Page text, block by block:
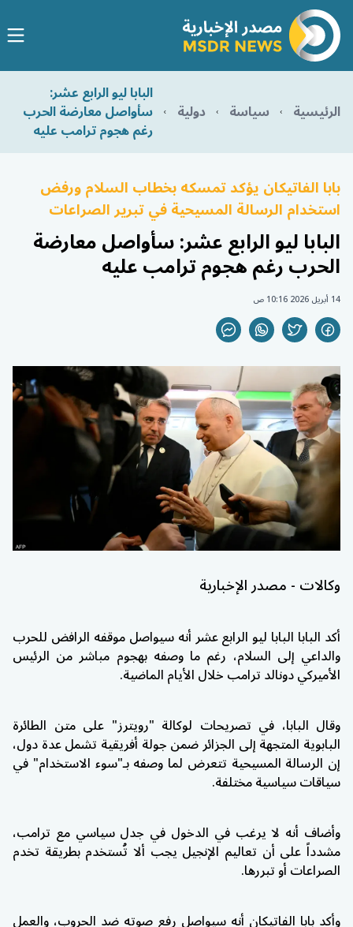
الرئيسية سياسة دولية
البابا ليو الرابع عشر:
سأواصل معارضة الحرب
رغم هجوم ترامب عليه
بابا الفاتيكان يؤكد تمسكه بخطاب السلام ورفض
استخدام الرسالة المسيحية في تبرير الصراعات
البابا ليو الرابع عشر: سأواصل معارضة
الحرب رغم هجوم ترامب عليه
14 أبريل 2026 10:16 ص
وكالات - مصدر الإخبارية
أكد البابا البابا ليو الرابع عشرأنه سيواصل موقفه الرافض للحرب
والداعي إلى السلام، رغم ما وصفه بهجوم مباشر من الرئيس
الأميركيدونالد ترامبخلال الأيام الماضية.
وقال البابا، في تصريحات لوكالة "رويترز" على متن الطائرة
البابوية المتجهة إلى الجزائر ضمن جولة أفريقية تشمل عدة دول،
إن الرسالة المسيحية تتعرض لما وصفه بـ"سوء الاستخدام" في
سياقات سياسية مختلفة.
وأضاف أنه لا يرغب في الدخول في جدل سياسي مع ترامب،
مشدداً على أن تعاليم الإنجيل يجب ألا تُستخدم بطريقة تخدم
الصراعات أو تبررها.
وأكد بابا الفاتيكان أنه سيواصل رفع صوته ضد الحروب، والعمل